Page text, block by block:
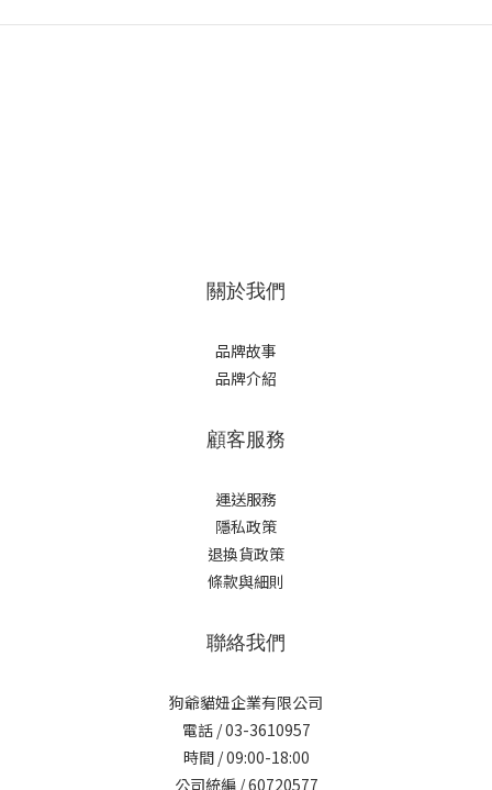
關於我們
品牌故事
品牌介紹
顧客服務
運送服務
隱私政策
退換貨政策
條款與細則
聯絡我們
狗爺貓妞企業有限公司
電話 / 03-3610957
時間 / 09:00-18:00
公司統編 / 60720577